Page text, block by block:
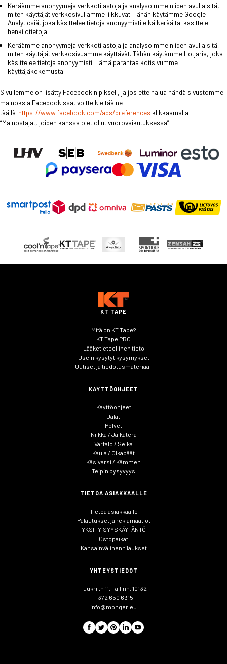
Keräämme anonyymeja verkkotilastoja ja analysoimme niiden avulla sitä,
miten käyttäjät verkkosivullamme liikkuvat. Tähän käytämme Google
Analyticsiä, joka käsittelee tietoja anonyymisti eikä kerää tai käsittele
henkilötietoja.
Keräämme anonyymeja verkkotilastoja ja analysoimme niiden avulla sitä,
miten käyttäjät verkkosivuamme käyttävät. Tähän käytämme Hotjaria, joka
käsittelee tietoja anonyymisti. Tämä parantaa kotisivumme
käyttäjäkokemusta.
Sivullemme on lisätty Facebookin pikseli, ja jos ette halua nähdä sivustomme
mainoksia Facebookissa, voitte kieltää ne
täällä:https://www.facebook.com/ads/preferences klikkaamalla
“Mainostajat, joiden kanssa olet ollut vuorovaikutuksessa”.
KT TAPE
Mitä on KT Tape?
KT Tape PRO
Lääketieteellinen tieto
Usein kysytyt kysymykset
Uutiset ja tiedotusmateriaali
KAYTTÖOHJEET
Kayttöohjeet
Jalat
Polvet
Nilkka / Jalkaterä
Vartalo / Selkä
Kaula / Olkapäät
Käsivarsi / Kämmen
Teipin pysyvyys
TIETOA ASIAKKAALLE
Tietoa asiakkaalle
Palautukset ja reklamaatiot
YKSITYISYYSKÄYTÄNTÖ
Ostopaikat
Kansainvälinen tilaukset
YHTEYSTIEDOT
Tuukri tn 11, Tallinn, 10132
+372 650 6315
info@monger.eu